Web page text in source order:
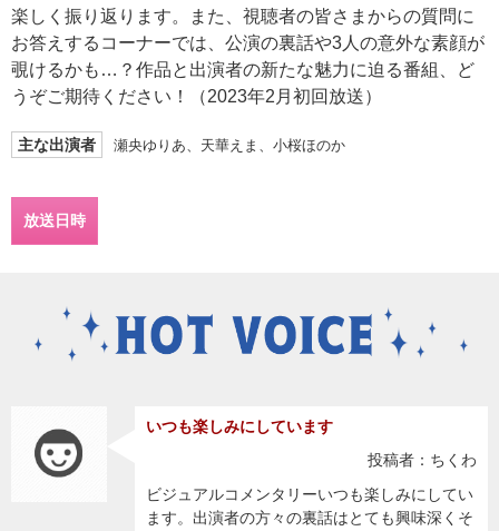
楽しく振り返ります。また、視聴者の皆さまからの質問に
お答えするコーナーでは、公演の裏話や3人の意外な素顔が
覗けるかも…？作品と出演者の新たな魅力に迫る番組、ど
うぞご期待ください！（2023年2月初回放送）
主な出演者 瀬央ゆりあ、天華えま、小桜ほのか
放送日時
いつも楽しみにしています
投稿者：ちくわ
ビジュアルコメンタリーいつも楽しみにしてい
ます。出演者の方々の裏話はとても興味深くそ